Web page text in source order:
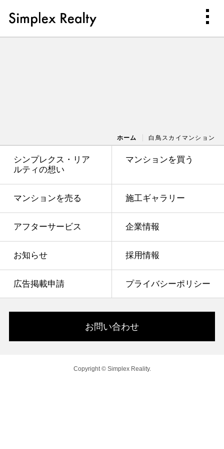
ホーム 白鳥スカイマンション
シンプレクス・リア
ルティの想い
マンションを買う
マンションを売る 施工ギャラリー
アフターサービス 企業情報
お知らせ 採用情報
広告掲載申請 プライバシーポリシー
お問い合わせ
Copyright © Simplex Reality.